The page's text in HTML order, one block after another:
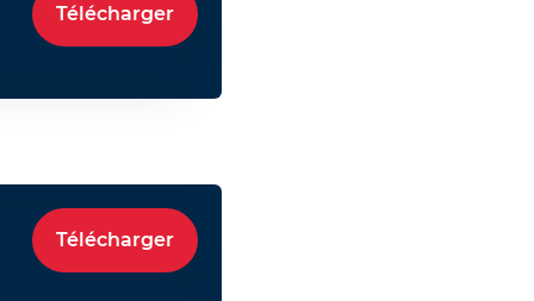
Télécharger
Télécharger